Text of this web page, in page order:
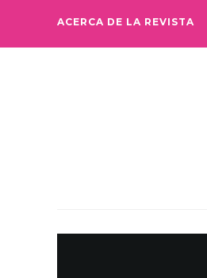
ACERCA DE LA REVISTA